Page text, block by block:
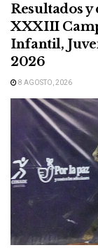
Resultados
XXXIII
Infantil,
2026
8 AGOSTO, 2026